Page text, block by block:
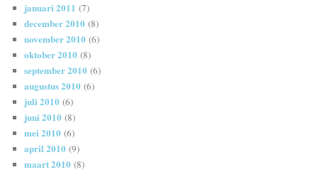
januari 2011 (7)
december 2010 (8)
november 2010 (6)
oktober 2010 (8)
september 2010 (6)
augustus 2010 (6)
juli 2010 (6)
juni 2010 (8)
mei 2010 (6)
april 2010 (9)
maart 2010 (8)